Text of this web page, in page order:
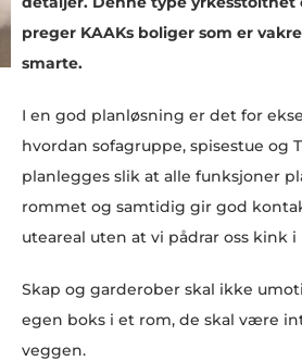
preger KAAKs boliger som er
smarte.
I en god planløsning er det for
hvordan sofagruppe, spisestue og
planlegges slik at alle funksjoner
rommet og samtidig gir god
uteareal uten at vi pådrar oss kink i
Skap og garderober skal ikke
egen boks i et rom, de skal være
veggen.